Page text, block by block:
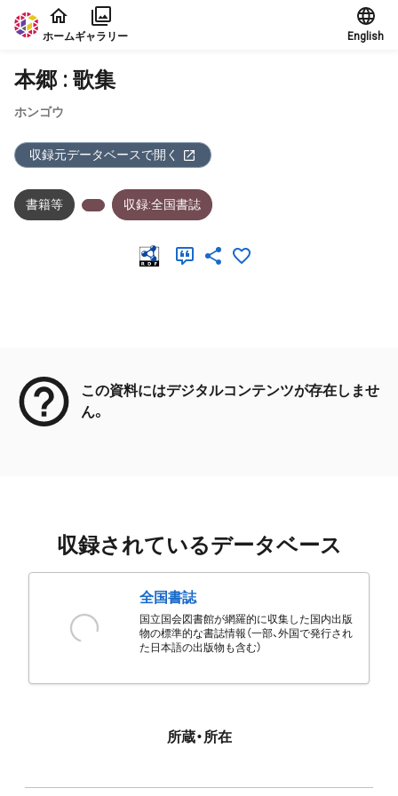
本文に飛ぶ
ホームギャラリー English
本郷 : 歌集
ホンゴウ
収録元データベースで開く
書籍等 収録:全国書誌
この資料にはデジタルコンテンツが存在しませ
ん。
収録されているデータベース
全国書誌
国立国会図書館が網羅的に収集した国内出版
物の標準的な書誌情報（一部、外国で発行され
た日本語の出版物も含む）
所蔵・所在